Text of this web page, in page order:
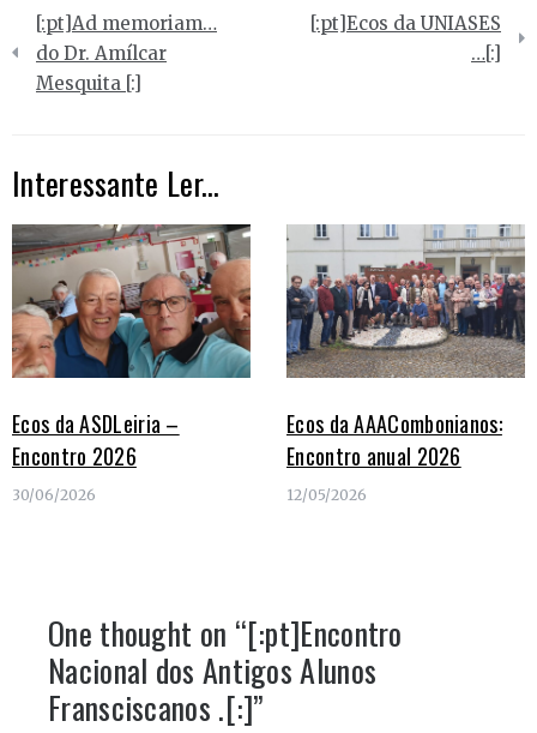
de
artigos
[:pt]Ad memoriam…
do Dr. Amílcar
Mesquita [:]
[:pt]Ecos da UNIASES
…[:]
Interessante Ler...
Ecos da ASDLeiria –
Encontro 2026
30/06/2026
Ecos da AAACombonianos:
Encontro anual 2026
12/05/2026
One thought on “[:pt]Encontro
Nacional dos Antigos Alunos
Fransciscanos .[:]”